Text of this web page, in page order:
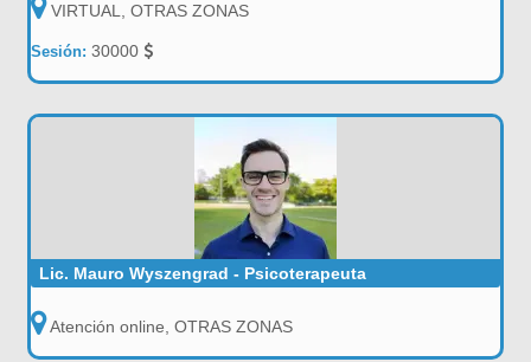
VIRTUAL, OTRAS ZONAS
Sesión:30000
Lic. Mauro Wyszengrad - Psicoterapeuta
Atención online, OTRAS ZONAS